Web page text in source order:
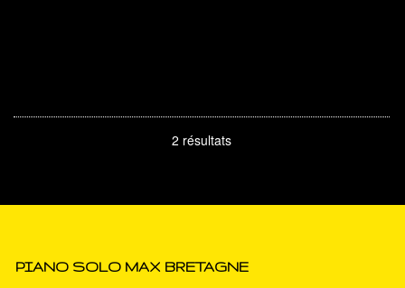
2 résultats
PIANO SOLO MAX BRETAGNE